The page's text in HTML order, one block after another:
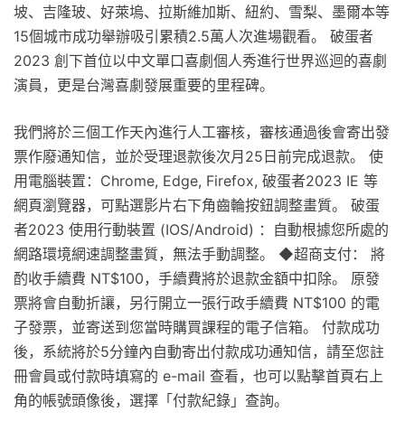
坡、吉隆玻、好萊塢、拉斯維加斯、紐約、雪梨、墨爾本等
15個城市成功舉辦吸引累積2.5萬人次進場觀看。 破蛋者
2023 創下首位以中文單口喜劇個人秀進行世界巡迴的喜劇
演員，更是台灣喜劇發展重要的里程碑。
我們將於三個工作天內進行人工審核，審核通過後會寄出發
票作廢通知信，並於受理退款後次月25日前完成退款。 使
用電腦裝置：Chrome, Edge, Firefox, 破蛋者2023 IE 等
網頁瀏覽器，可點選影片右下角齒輪按鈕調整畫質。 破蛋
者2023 使用行動裝置 (IOS/Android) ：自動根據您所處的
網路環境網速調整畫質，無法手動調整。 ◆超商支付： 將
酌收手續費 NT$100，手續費將於退款金額中扣除。 原發
票將會自動折讓，另行開立一張行政手續費 NT$100 的電
子發票，並寄送到您當時購買課程的電子信箱。 付款成功
後，系統將於5分鐘內自動寄出付款成功通知信，請至您註
冊會員或付款時填寫的 e-mail 查看，也可以點擊首頁右上
角的帳號頭像後，選擇「付款紀錄」查詢。